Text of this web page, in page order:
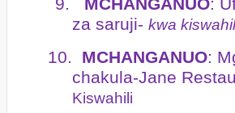
9. MCHANGANUO:
za saruji- kwa
10. MCHANGANUO:
chakula-Jane
Kiswahili